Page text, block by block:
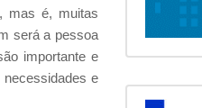
mas é, muitas
será a pessoa
importante e
necessidades e